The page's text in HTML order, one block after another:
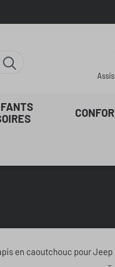
en caoutchouc pour Jeep